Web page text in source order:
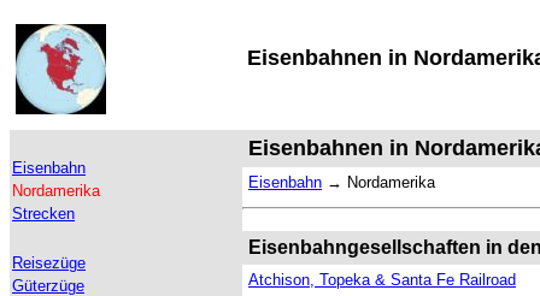
Eisenbahnen in
Eisenbahn
Nordamerika
Strecken
Reisezüge
Güterzüge
Eisenbahnen in
Eisenbahn → Nordamerika
Eisenbahngesellschaften in
Atchison, Topeka & Santa Fe Railroad